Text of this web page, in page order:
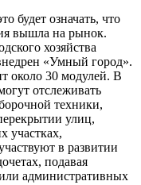
будет означать, что
вышла на рынок.
хозяйства
«Умный город».
около 30 модулей. В
отслеживать
техники,
улиц,
участках,
в развитии
подавая
административных